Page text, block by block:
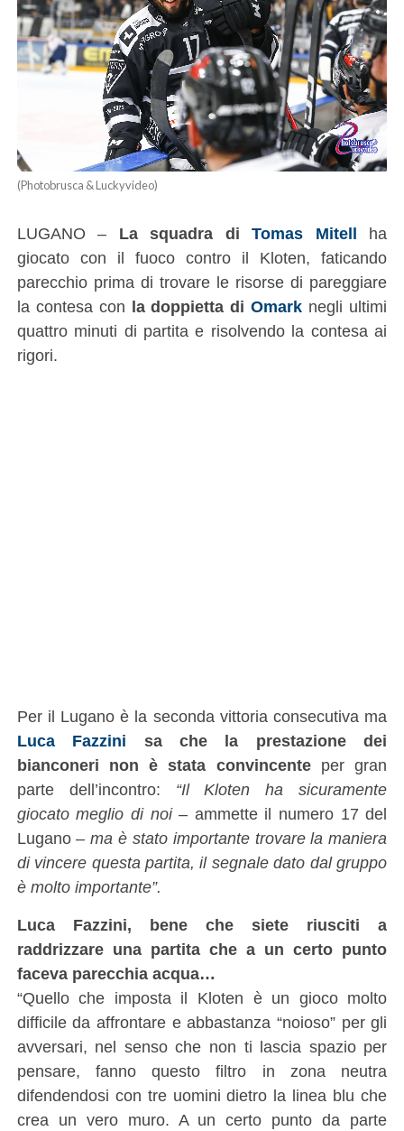
(Photobrusca & Luckyvideo)
LUGANO – La squadra diTomas Mitell ha
giocato con il fuoco contro il Kloten, faticando
parecchio prima di trovare le risorse di pareggiare
la contesa con la doppietta diOmark negli ultimi
quattro minuti di partita e risolvendo la contesa ai
rigori.
Per il Lugano è la seconda vittoria consecutiva ma
Luca Fazzini sa che la prestazione dei
bianconeri non è stata convincenteper gran
parte dell’incontro: “Il Kloten ha sicuramente
giocato meglio di noi– ammette il numero 17 del
Lugano –ma è stato importante trovare la maniera
di vincere questa partita, il segnale dato dal gruppo
è molto importante”.
Luca Fazzini, bene che siete riusciti a
raddrizzare una partita che a un certo punto
faceva parecchia acqua…
“Quello che imposta il Kloten è un gioco molto
difficile da affrontare e abbastanza “noioso” per gli
avversari, nel senso che non ti lascia spazio per
pensare, fanno questo filtro in zona neutra
difendendosi con tre uomini dietro la linea blu che
crea un vero muro. A un certo punto da parte